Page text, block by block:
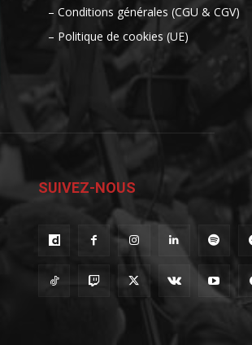
– Conditions générales (CGU & CGV)
– Politique de cookies (UE)
SUIVEZ-NOUS